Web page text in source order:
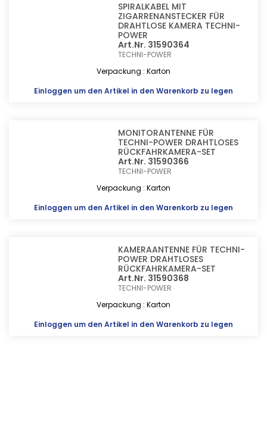
SPIRALKABEL MIT
ZIGARRENANSTECKER FÜR
DRAHTLOSE KAMERA TECHNI-
POWER
Art.Nr. 31590364
TECHNI-POWER
Verpackung : Karton
Einloggen um den Artikel in den Warenkorb zu legen
MONITORANTENNE FÜR
TECHNI-POWER DRAHTLOSES
RÜCKFAHRKAMERA-SET
Art.Nr. 31590366
TECHNI-POWER
Verpackung : Karton
Einloggen um den Artikel in den Warenkorb zu legen
KAMERAANTENNE FÜR TECHNI-
POWER DRAHTLOSES
RÜCKFAHRKAMERA-SET
Art.Nr. 31590368
TECHNI-POWER
Verpackung : Karton
Einloggen um den Artikel in den Warenkorb zu legen